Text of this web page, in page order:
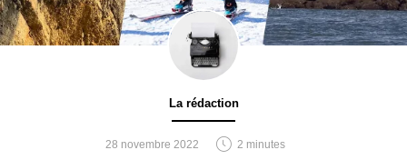
La rédaction
28 novembre 2022 2 minutes